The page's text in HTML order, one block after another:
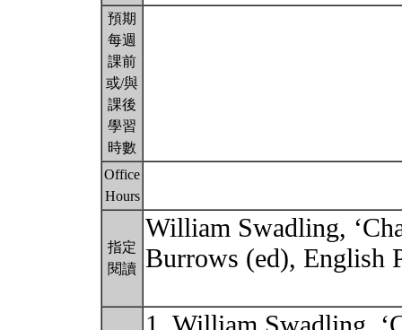
預期
每週
課前
或/與
課後
學習
時數
Office
Hours
指定
閱讀
William Swadling,
Burrows (ed), English